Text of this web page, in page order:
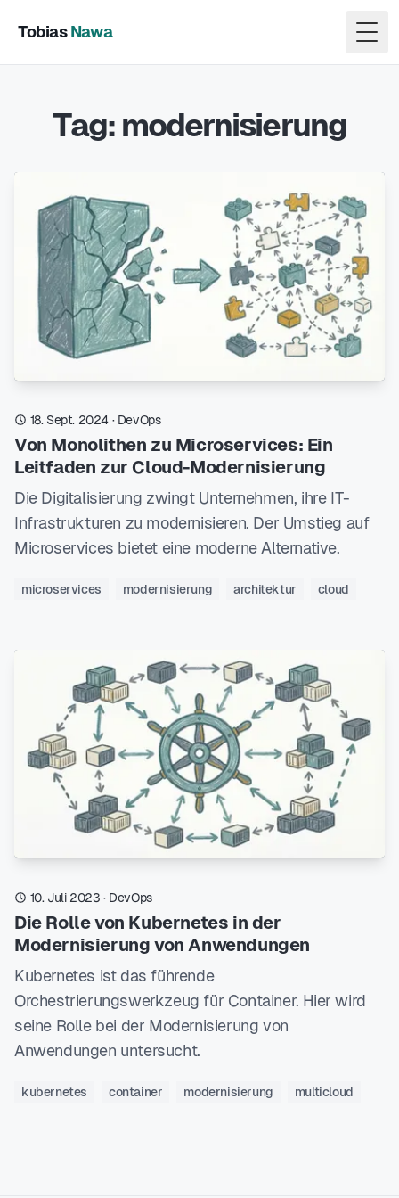
TobiasNawa
Tag: modernisierung
18. Sept. 2024 · DevOps
Von Monolithen zu Microservices: Ein
Leitfaden zur Cloud-Modernisierung
Die Digitalisierung zwingt Unternehmen, ihre IT-
Infrastrukturen zu modernisieren. Der Umstieg auf
Microservices bietet eine moderne Alternative.
microservices modernisierung architektur cloud
10. Juli 2023 · DevOps
Die Rolle von Kubernetes in der
Modernisierung von Anwendungen
Kubernetes ist das führende
Orchestrierungswerkzeug für Container. Hier wird
seine Rolle bei der Modernisierung von
Anwendungen untersucht.
kubernetes container modernisierung multicloud